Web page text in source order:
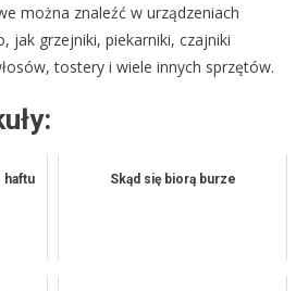
można znaleźć w urządzeniach
jak grzejniki, piekarniki, czajniki
tostery i wiele innych sprzętów.
haftu
Skąd się biorą burze